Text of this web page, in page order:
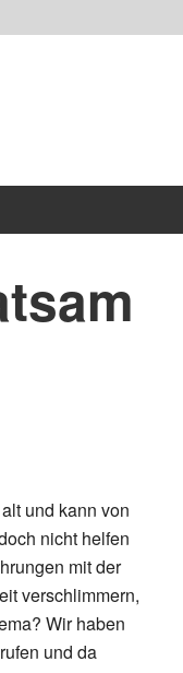
und kann von
nicht helfen
mit der
verschlimmern,
Wir haben
und da